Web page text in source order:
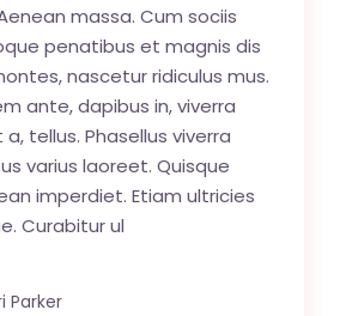
massa. Cum sociis
penatibus et magnis dis
nascetur ridiculus mus.
ante, dapibus in, viverra
tellus. Phasellus viverra
varius laoreet. Quisque
imperdiet. Etiam ultricies
Curabitur ul
Parker